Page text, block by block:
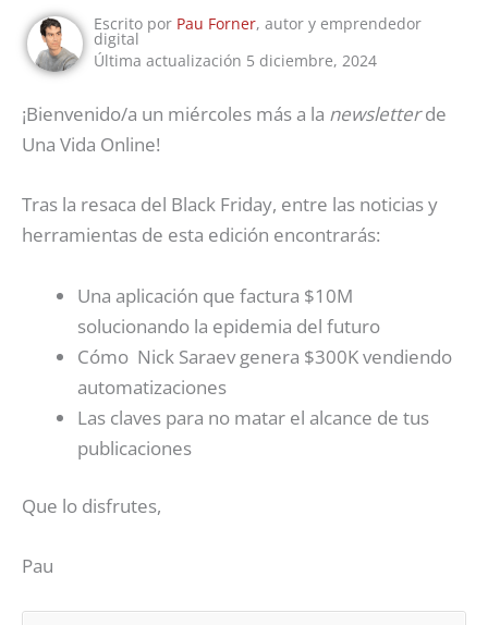
Escrito por Pau Forner, autor y emprendedor
digital
Última actualización 5 diciembre, 2024
¡Bienvenido/a un miércoles más a la newsletterde
Una Vida Online!
Tras la resaca del Black Friday, entre las noticias y
herramientas de esta edición encontrarás:
Una aplicación que factura $10M
solucionando la epidemia del futuro
Cómo Nick Saraev genera $300K vendiendo
automatizaciones
Las claves para no matar el alcance de tus
publicaciones
Que lo disfrutes,
Pau